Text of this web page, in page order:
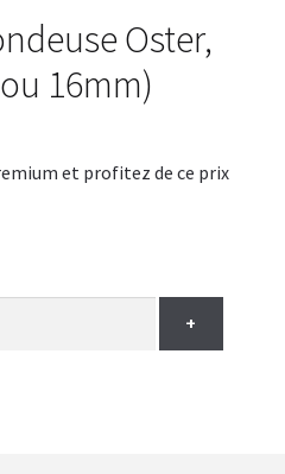
Oster,
16mm)
et profitez de ce prix
+